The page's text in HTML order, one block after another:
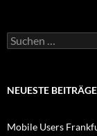
Suchen
nach:
NEUESTE BEITRÄGE
Mobile Users